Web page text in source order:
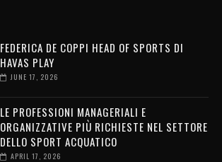
FEDERICA DE COPPI HEAD OF SPORTS DI
HAVAS PLAY
JUNE 17, 2026
LE PROFESSIONI MANAGERIALI E
ORGANIZZATIVE PIÙ RICHIESTE NEL SETTORE
DELLO SPORT ACQUATICO
APRIL 17, 2026